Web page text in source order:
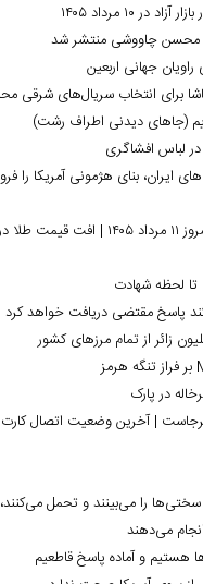
۱۰ مرداد ۱۴۰۵
» محسن چاووشی منتشر شد
جهانی اربعین
برای انتخاب سریال‌های شرقی
(جاهای دیدنی اطراف رشت)
در لباس افشاگری
ایران، بنای هژمونی آمریکا را
قیمت طلا و سکه امروز ۱۱ مرداد
لحظه شهادت
پاسخ مقتضی دریافت خواهد کرد
پابرجاست | آخرین وضعیت اتصال
را می‌بینند و تحمل می‌کنند،
می‌دهند
هستیم و آماده پاسخ قاطعیم